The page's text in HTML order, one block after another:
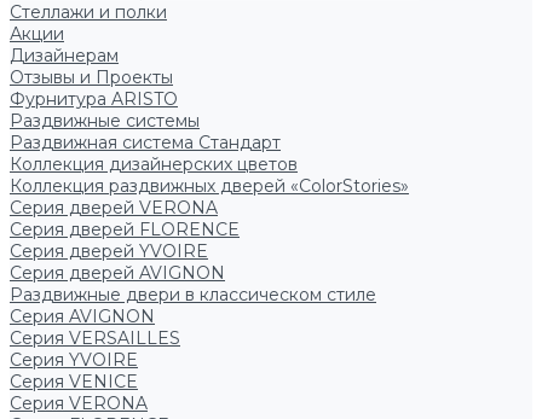
Стеллажи и полки
Акции
Дизайнерам
Отзывы и Проекты
Фурнитура ARISTO
Раздвижные системы
Раздвижная система Стандарт
Коллекция дизайнерских цветов
Коллекция раздвижных дверей «ColorStories»
Серия дверей VERONA
Серия дверей FLORENCE
Серия дверей YVOIRE
Серия дверей AVIGNON
Раздвижные двери в классическом стиле
Серия AVIGNON
Серия VERSAILLES
Серия YVOIRE
Серия VENICE
Серия VERONA